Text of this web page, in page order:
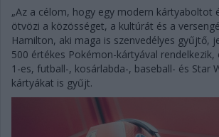
„Az a célom, hogy egy modern kártyaboltot
ötvözi a közösséget, a kultúrát és a
Hamilton, aki maga is szenvedélyes gyűjtő,
500 értékes Pokémon-kártyával
1-es, futball-, kosárlabda-, baseball- és Star
kártyákat is gyűjt.